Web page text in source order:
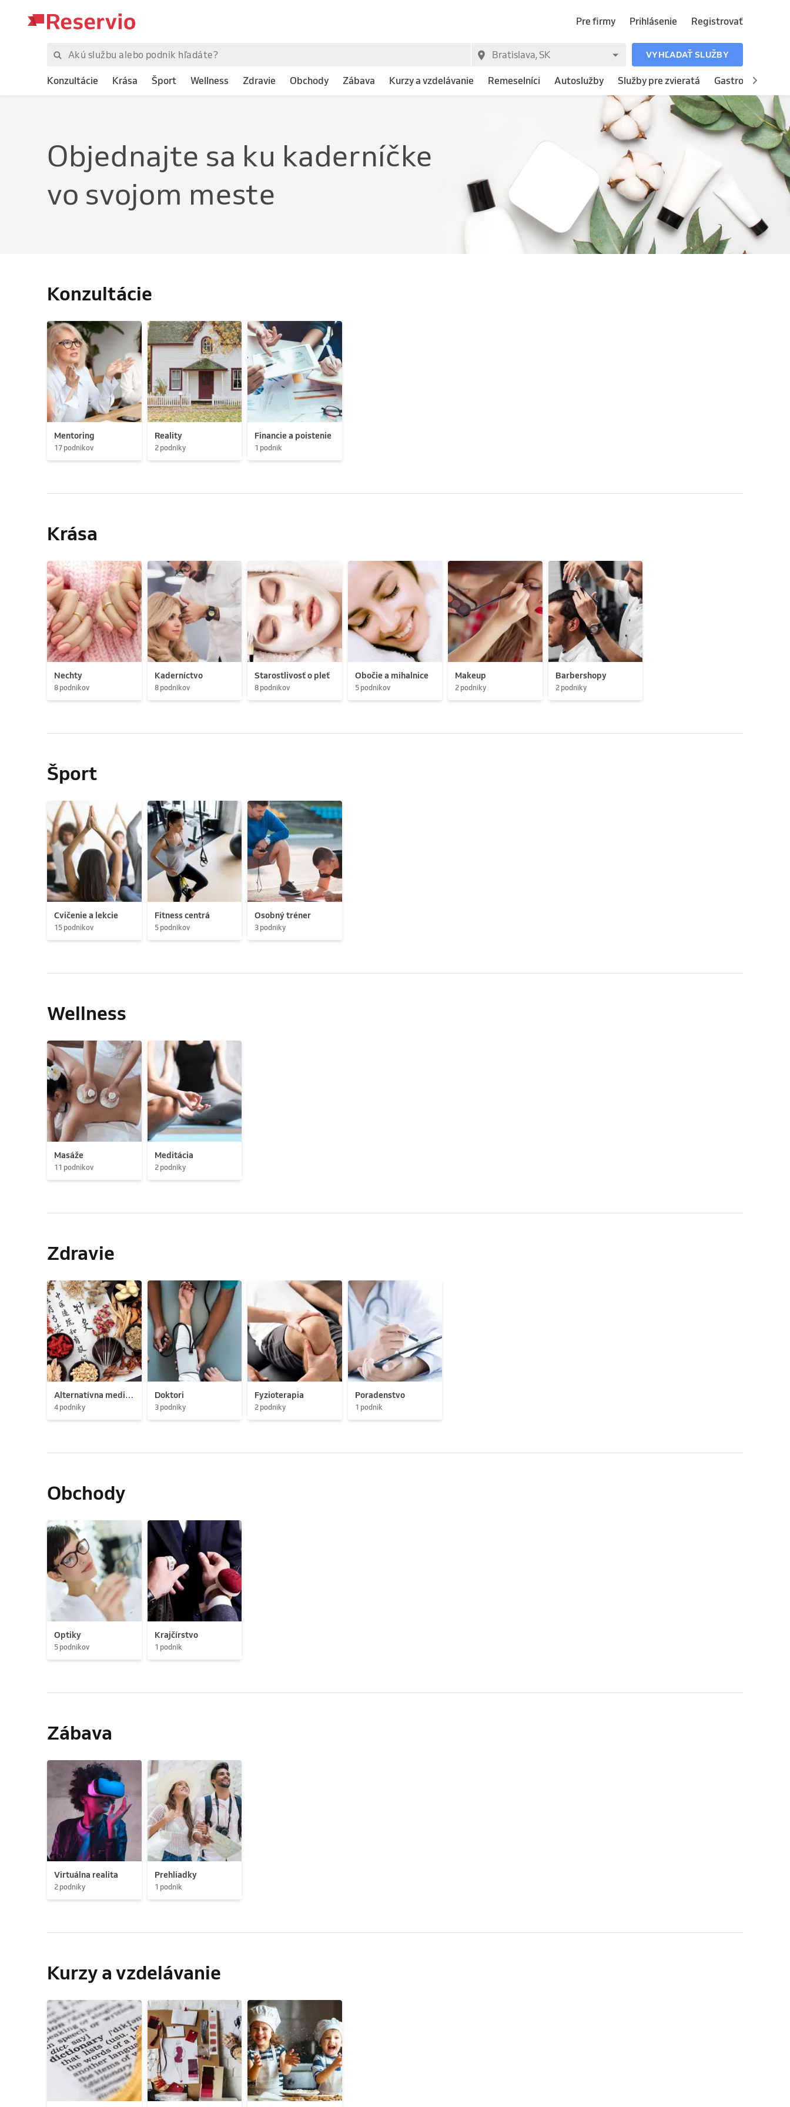
Pre firmy Prihlásenie Registrovať
VYHĽADAŤ SLUŽBY
Konzultácie Krása Šport Wellness Zdravie Obchody Zábava Kurzy a vzdelávanie Remeselníci Autoslužby Služby pre zvieratá Gastronómia
Objednajte s
vo svojom meste
Konzultácie
Mentoring
17 podnikov
Reality
2 podniky
Financie a poistenie
1 podnik
Krása
Nechty
8 podnikov
Kaderníctvo
8 podnikov
Starostlivosť o pleť
8 podnikov
Obočie a mihalnice
5 podnikov
Makeup
2 podniky
Barbershopy
2 podniky
Šport
Cvičenie a lekcie
15 podnikov
Fitness centrá
5 podnikov
Osobný tréner
3 podniky
Wellness
Masáže
11 podnikov
Meditácia
2 podniky
Zdravie
Alternatívna medicína
4 podniky
Doktori
3 podniky
Fyzioterapia
2 podniky
Poradenstvo
1 podnik
Obchody
Optiky
5 podnikov
Krajčírstvo
1 podnik
Zábava
Virtuálna realita
2 podniky
Prehliadky
1 podnik
Kurzy a vzdelávanie